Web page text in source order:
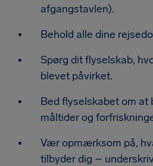
afgangstavlen).
Behold alle dine
Spørg dit flyselskab,
blevet påvirket.
Bed flyselskabet om at
måltider og
Vær opmærksom på,
tilbyder dig –